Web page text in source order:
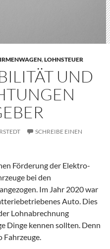
,LOHNSTEUER
UND
SCHREIBE EINEN
Förderung der Elektro-
bei den
Im Jahr 2020 war
Auto. Dies
Lohnabrechnung
Dinge kennen sollten. Denn
Fahrzeuge.